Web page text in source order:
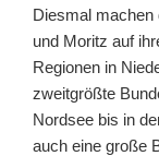
Diesmal machen
und Moritz auf
Regionen in
zweitgrößte
Nordsee bis in
auch eine große